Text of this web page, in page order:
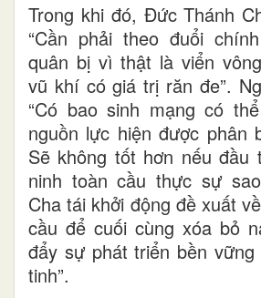
Trong khi đó, Đức Thánh
“Cần phải theo đuổi
quân bị vì thật là viển
vũ khí có giá trị răn đe”.
“Có bao sinh mạng có
nguồn lực hiện được phân
Sẽ không tốt hơn nếu đầu
ninh toàn cầu thực sự
Cha tái khởi động đề xuất
cầu để cuối cùng xóa bỏ
đẩy sự phát triển bền vững
tinh”.